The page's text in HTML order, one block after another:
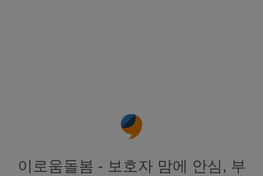
이로움돌봄 - 보호자 맘에 안심, 부